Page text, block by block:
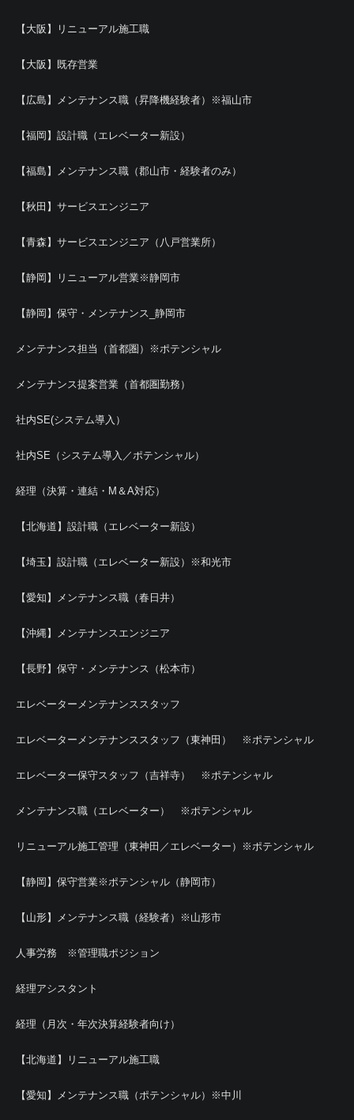
【大阪】リニューアル施工職
【大阪】既存営業
【広島】メンテナンス職（昇降機経験者）※福山市
【福岡】設計職（エレベーター新設）
【福島】メンテナンス職（郡山市・経験者のみ）
【秋田】サービスエンジニア
【青森】サービスエンジニア（八戸営業所）
【静岡】リニューアル営業※静岡市
【静岡】保守・メンテナンス_静岡市
メンテナンス担当（首都圏）※ポテンシャル
メンテナンス提案営業（首都圏勤務）
社内SE(システム導入）
社内SE（システム導入／ポテンシャル）
経理（決算・連結・M＆A対応）
【北海道】設計職（エレベーター新設）
【埼玉】設計職（エレベーター新設）※和光市
【愛知】メンテナンス職（春日井）
【沖縄】メンテナンスエンジニア
【長野】保守・メンテナンス（松本市）
エレベーターメンテナンススタッフ
エレベーターメンテナンススタッフ（東神田） ※ポテンシャル
エレベーター保守スタッフ（吉祥寺） ※ポテンシャル
メンテナンス職（エレベーター） ※ポテンシャル
リニューアル施工管理（東神田／エレベーター）※ポテンシャル
【静岡】保守営業※ポテンシャル（静岡市）
【山形】メンテナンス職（経験者）※山形市
人事労務 ※管理職ポジション
経理アシスタント
経理（月次・年次決算経験者向け）
【北海道】リニューアル施工職
【愛知】メンテナンス職（ポテンシャル）※中川